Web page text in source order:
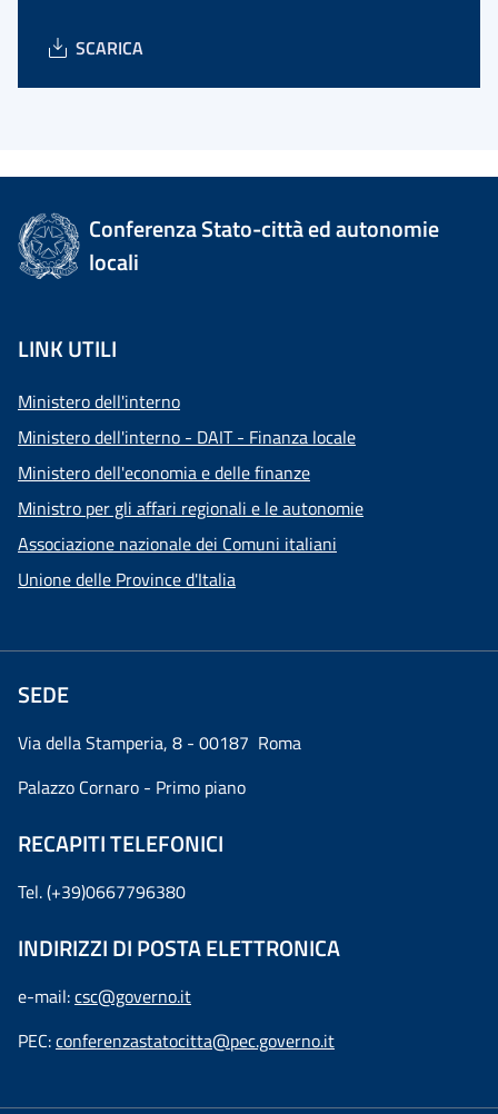
SCARICA
Conferenza Stato-città ed autonomie
locali
LINK UTILI
Ministero dell'interno
Ministero dell'interno - DAIT - Finanza locale
Ministero dell'economia e delle finanze
Ministro per gli affari regionali e le autonomie
Associazione nazionale dei Comuni italiani
Unione delle Province d'Italia
SEDE
Via della Stamperia, 8 - 00187 Roma
Palazzo Cornaro - Primo piano
RECAPITI TELEFONICI
Tel. (+39)0667796380
INDIRIZZI DI POSTA ELETTRONICA
e-mail:csc@governo.it
PEC:conferenzastatocitta@pec.governo.it